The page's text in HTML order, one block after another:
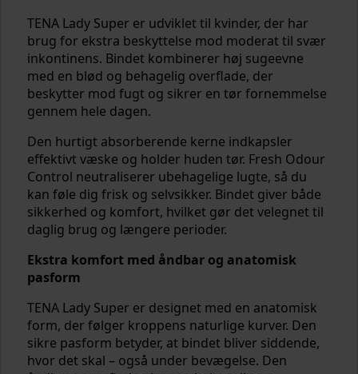
TENA Lady Super er udviklet til kvinder, der har
brug for ekstra beskyttelse mod moderat til svær
inkontinens. Bindet kombinerer høj sugeevne
med en blød og behagelig overflade, der
beskytter mod fugt og sikrer en tør fornemmelse
gennem hele dagen.
Den hurtigt absorberende kerne indkapsler
effektivt væske og holder huden tør. Fresh Odour
Control neutraliserer ubehagelige lugte, så du
kan føle dig frisk og selvsikker. Bindet giver både
sikkerhed og komfort, hvilket gør det velegnet til
daglig brug og længere perioder.
Ekstra komfort med åndbar og anatomisk
pasform
TENA Lady Super er designet med en anatomisk
form, der følger kroppens naturlige kurver. Den
sikre pasform betyder, at bindet bliver siddende,
hvor det skal – også under bevægelse. Den